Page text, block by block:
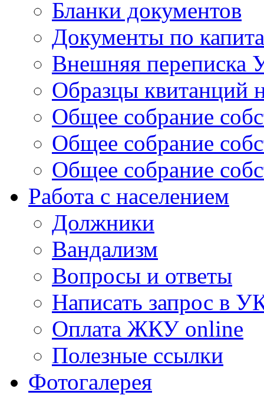
Бланки документов
Документы по
Внешняя переписка
Образцы квитанций
Общее собрание
Общее собрание
Общее собрание
Работа с населением
Должники
Вандализм
Вопросы и ответы
Написать запрос в
Оплата ЖКУ online
Полезные ссылки
Фотогалерея